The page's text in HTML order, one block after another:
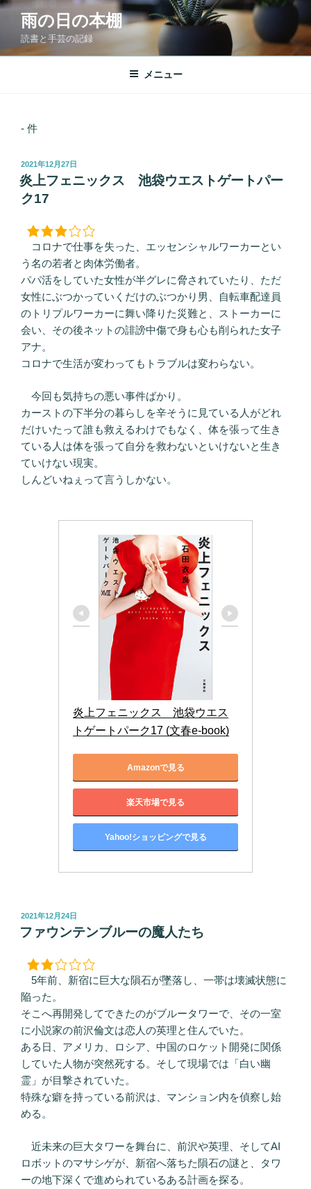
コ
ン
へ
雨の日の本棚
読書と手芸の記録
メニュー
- 件
投
稿
日:
2021年12月27日
炎上フェニックス 池袋ウエストゲートパー
ク17
コロナで仕事を失った、エッセンシャルワーカーとい
う名の若者と肉体労働者。
パパ活をしていた女性が半グレに脅されていたり、ただ
女性にぶつかっていくだけのぶつかり男、自転車配達員
のトリプルワーカーに舞い降りた災難と、ストーカーに
会い、その後ネットの誹謗中傷で身も心も削られた女子
アナ。
コロナで生活が変わってもトラブルは変わらない。
今回も気持ちの悪い事件ばかり。
カーストの下半分の暮らしを辛そうに見ている人がどれ
だけいたって誰も救えるわけでもなく、体を張って生き
ている人は体を張って自分を救わないといけないと生き
ていけない現実。
しんどいねぇって言うしかない。
炎上フェニックス　池袋ウエス
トゲートパーク17 (文春e-book)
Amazonで見る
楽天市場で見る
Yahoo!ショッピングで見る
投
稿
日:
2021年12月24日
ファウンテンブルーの魔人たち
5年前、新宿に巨大な隕石が墜落し、一帯は壊滅状態に
陥った。
そこへ再開発してできたのがブルータワーで、その一室
に小説家の前沢倫文は恋人の英理と住んでいた。
ある日、アメリカ、ロシア、中国のロケット開発に関係
していた人物が突然死する。そして現場では「白い幽
霊」が目撃されていた。
特殊な癖を持っている前沢は、マンション内を偵察し始
める。
近未来の巨大タワーを舞台に、前沢や英理、そしてAI
ロボットのマサシゲが、新宿へ落ちた隕石の謎と、タワ
ーの地下深くで進められているある計画を探る。